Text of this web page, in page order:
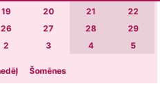
19 20 21
22
26 27 28
29
2 3 4 5
Šomēnes